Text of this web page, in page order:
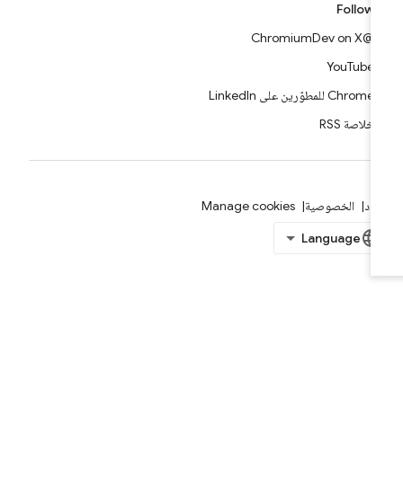
Follow
YouTube
Chrome للمطوّرين على LinkedIn
خلاصة RSS
الخصوصية Manage cookies